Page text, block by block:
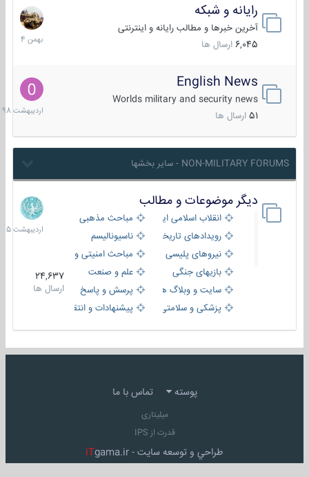
رایانه و شبکه
آخرین خبرها و مطالب رایانه و اینترنتی
6,045 ارسال ها
30
بهمن
1404
English News
Worlds military and security news
51 ارسال ها
10
1398
NON-MILITARY FORUMS - سایر بخشها
دیگر موضوعات و مطالب
انقلاب اسلامی ایران
مباحث مذهبی
رویدادهای تاریخی و مذهبیناسیونالیسم
نیروهای پلیسی
مباحث امنیتی و اطلاعاتی
بازیهای جنگی
علم و صنعت
سایت و وبلاگ ها
پرسش و پاسخ
پزشکی و سلامتی
پیشنهادات و انتقادات
24,637
ارسال ها
8
1405
پوسته تماس با ما
میلیتاری
قدرت از IPS
طراحي و توسعه سايت - iTgama.ir